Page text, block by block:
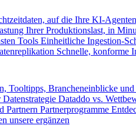
auf die Ihre KI-
Ihrer Produktionslast, in
Tools Einheitliche Ingestion-
Schnelle, konforme
Tooltipps, Brancheneinblicke und
Dataddo vs.
Partnern Partnerprogramme
unsere ergänzen